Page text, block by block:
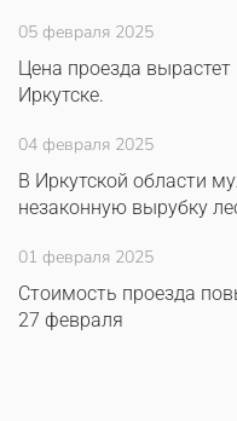
05 февраля 2025
Цена проезда
Иркутске.
04 февраля 2025
В Иркутской области
незаконную вырубку
01 февраля 2025
Стоимость проезда
27 февраля